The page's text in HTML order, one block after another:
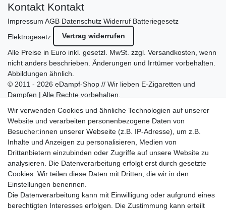
Kontakt Kontakt
Impressum AGB Datenschutz Widerruf Batteriegesetz
Elektrogesetz
Vertrag widerrufen
Alle Preise in Euro inkl. gesetzl. MwSt. zzgl. Versandkosten , wenn
nicht anders beschrieben. Änderungen und Irrtümer vorbehalten.
Abbildungen ähnlich.
© 2011 - 2026 eDampf-Shop // Wir lieben E-Zigaretten und
Dampfen | Alle Rechte vorbehalten.
Bitte entschuldigen Sie, wenn wir telefonisch wegen hoher
betrieblicher Auslastung nicht erreichbar sein sollten.
Schreiben Sie uns gerne eine E-Mail mit Ihrer Telefonnummer
und der Bitte um Rückruf.
Wir rufen Sie schnellstmöglich zurück.
Wir versenden in die folgenden Länder
Wir verwenden Cookies und ähnliche Technologien auf unserer
Website und verarbeiten personenbezogene Daten von
Besucher:innen unserer Webseite (z.B. IP-Adresse), um z.B.
Inhalte und Anzeigen zu personalisieren, Medien von
Drittanbietern einzubinden oder Zugriffe auf unsere Website zu
analysieren. Die Datenverarbeitung erfolgt erst durch gesetzte
Cookies. Wir teilen diese Daten mit Dritten, die wir in den
Einstellungen benennen.
Die Datenverarbeitung kann mit Einwilligung oder aufgrund eines
berechtigten Interesses erfolgen. Die Zustimmung kann erteilt